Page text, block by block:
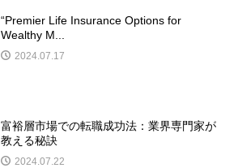
“Premier Life Insurance Options for
Wealthy M...
2024.07.17
富裕層市場での転職成功法：業界専門家が
教える秘訣
2024.07.22